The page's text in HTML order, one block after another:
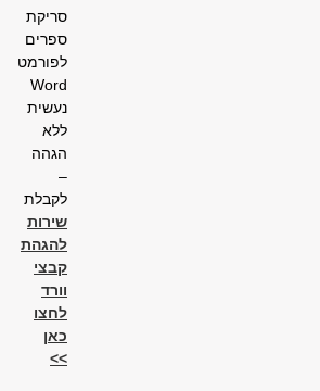
סריקת
ספרים
לפורמט
Word
נעשית
ללא
הגהה
–
לקבלת
שירות
להגהת
קבצי
וורד
לחצו
כאן
>>